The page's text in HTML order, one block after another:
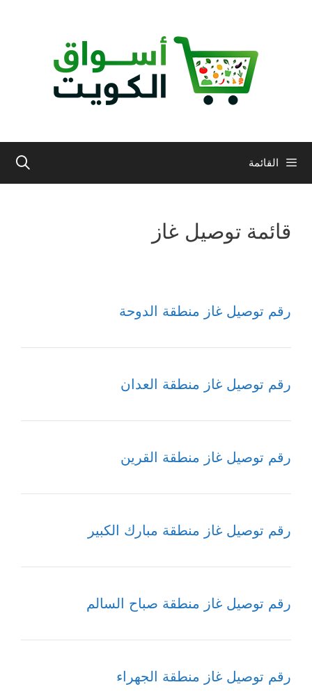
القائمة
قائمة توصيل غاز
رقم توصيل غاز منطقة الدوحة
رقم توصيل غاز منطقة العدان
رقم توصيل غاز منطقة القرين
رقم توصيل غاز منطقة مبارك الكبير
رقم توصيل غاز منطقة صباح السالم
رقم توصيل غاز منطقة الجهراء